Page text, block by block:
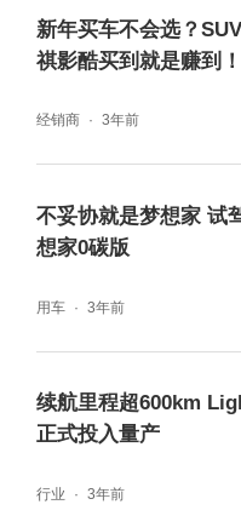
栅“震天翼”的设计
的镀铬格栅,在光影
的“光盾”,气势恢
QS车内空气质量控
搭载的广汽传祺第
马力,最大功率
美、德系2.0T高功
除了上述“可盐可甜
的轿车同样值得期
造的“中国豪华驾享
新年买车不会选？
祺影酷买到就是赚到！
经销商 3年前
不妥协就是梦想家 试
想家0碳版
用车 3年前
续航里程超600km
正式投入量产
行业 3年前